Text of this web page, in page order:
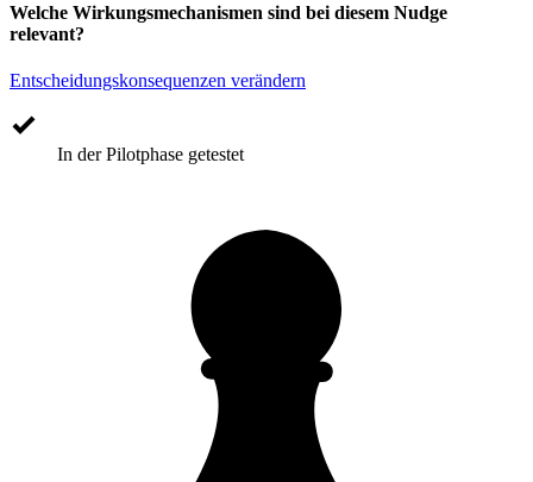
Welche Wirkungsmechanismen sind bei diesem Nudge
relevant?
Entscheidungskonsequenzen verändern
In der Pilotphase getestet